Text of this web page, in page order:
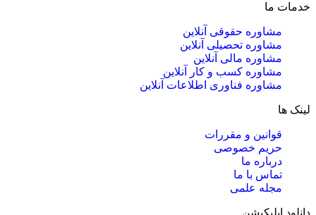
خدمات ما
مشاوره حقوقی آنلاین
مشاوره تحصیلی آنلاین
مشاوره مالی آنلاین
مشاوره کسب و کار آنلاین
مشاوره فناوری اطلاعات آنلاین
لینک ها
قوانین و مقررات
حریم خصوصی
درباره ما
تماس با ما
مجله علمی